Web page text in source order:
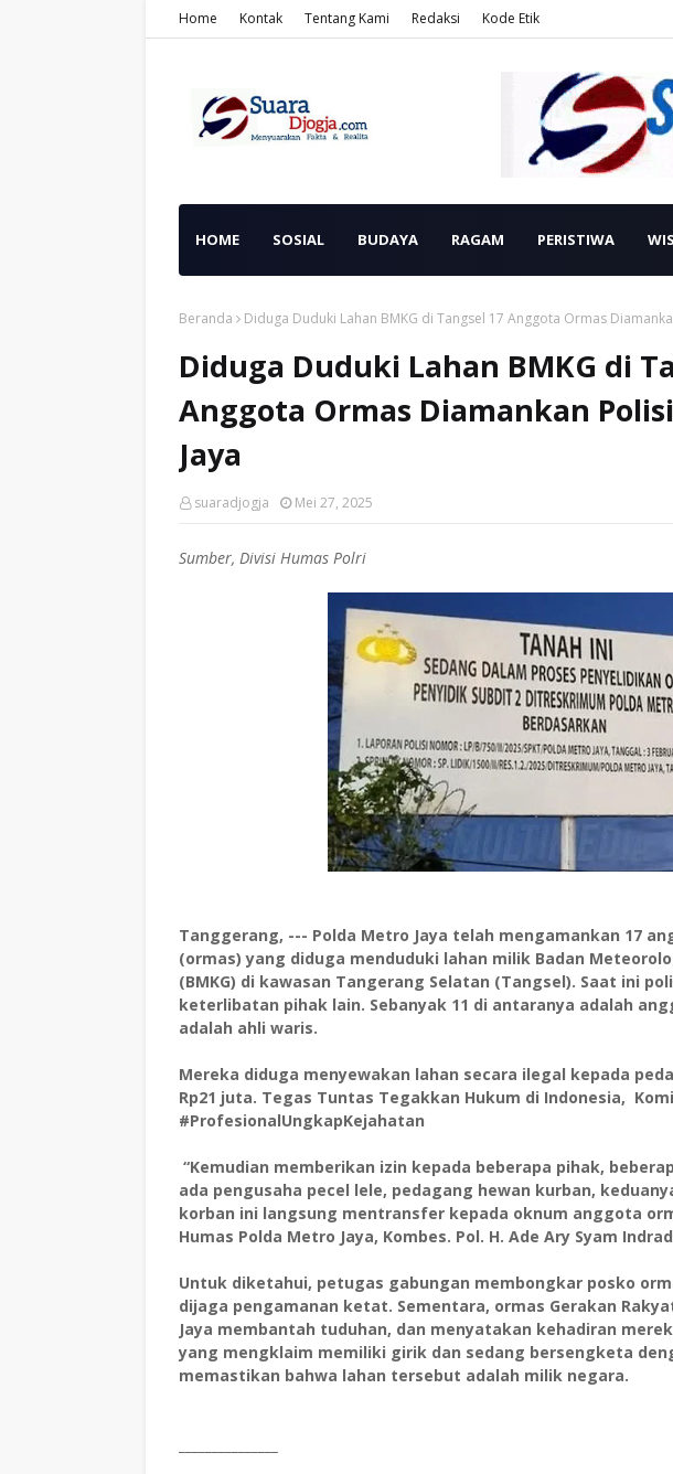
Home Kontak Tentang Kami Redaksi Kode Etik
HOME SOSIAL BUDAYA RAGAM PERISTIWA
Beranda Diduga Duduki Lahan BMKG di Tangsel 17 Anggota Ormas
Diduga Duduki Lahan BMKG di
Anggota Ormas Diamankan
Jaya
suaradjogja Mei 27, 2025
Sumber, Divisi Humas Polri
Tanggerang, --- Polda Metro Jaya telah mengamankan 17
(ormas) yang diduga menduduki lahan milik Badan
(BMKG) di kawasan Tangerang Selatan (Tangsel). Saat ini
keterlibatan pihak lain. Sebanyak 11 di antaranya adalah
adalah ahli waris.
Mereka diduga menyewakan lahan secara ilegal kepada
Rp21 juta. Tegas Tuntas Tegakkan Hukum di Indonesia,
#ProfesionalUngkapKejahatan
“Kemudian memberikan izin kepada beberapa pihak,
ada pengusaha pecel lele, pedagang hewan kurban,
korban ini langsung mentransfer kepada oknum anggota
Humas Polda Metro Jaya, Kombes. Pol. H. Ade Ary Syam
Untuk diketahui, petugas gabungan membongkar posko
dijaga pengamanan ketat. Sementara, ormas Gerakan
Jaya membantah tuduhan, dan menyatakan kehadiran
yang mengklaim memiliki girik dan sedang bersengketa
memastikan bahwa lahan tersebut adalah milik negara.